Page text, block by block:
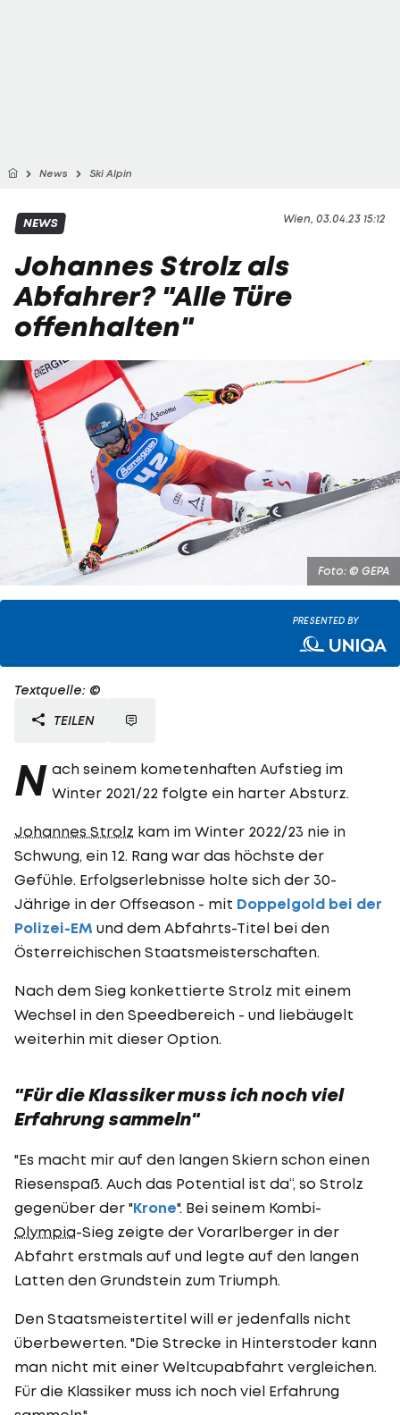
News Ski Alpin
Wien, 03.04.23 15:12
NEWS
Johannes Strolz als
Abfahrer? "Alle Türe
offenhalten"
Foto: © GEPA
PRESENTED BY
Textquelle: ©
TEILEN
N ach seinem kometenhaften Aufstieg im
Winter 2021/22 folgte ein harter Absturz.
Johannes Strolz kam im Winter 2022/23 nie in
Schwung, ein 12. Rang war das höchste der
Gefühle. Erfolgserlebnisse holte sich der 30-
Jährige in der Offseason - mit Doppelgold bei der
Polizei-EM und dem Abfahrts-Titel bei den
Österreichischen Staatsmeisterschaften.
Nach dem Sieg konkettierte Strolz mit einem
Wechsel in den Speedbereich - und liebäugelt
weiterhin mit dieser Option.
"Für die Klassiker muss ich noch viel
Erfahrung sammeln"
"Es macht mir auf den langen Skiern schon einen
Riesenspaß. Auch das Potential ist da“, so Strolz
gegenüber der "Krone". Bei seinem Kombi-
Olympia-Sieg zeigte der Vorarlberger in der
Abfahrt erstmals auf und legte auf den langen
Latten den Grundstein zum Triumph.
Den Staatsmeistertitel will er jedenfalls nicht
überbewerten. "Die Strecke in Hinterstoder kann
man nicht mit einer Weltcupabfahrt vergleichen.
Für die Klassiker muss ich noch viel Erfahrung